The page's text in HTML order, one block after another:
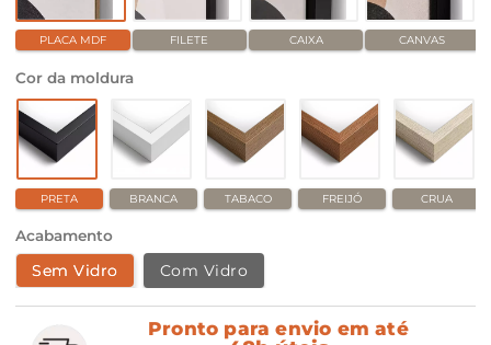
PLACA MDF FILETE CAIXA CANVAS
Cor da moldura
PRETA BRANCA TABACO FREIJÓ CRUA
Acabamento
Sem Vidro Com Vidro
Pronto para envio em até